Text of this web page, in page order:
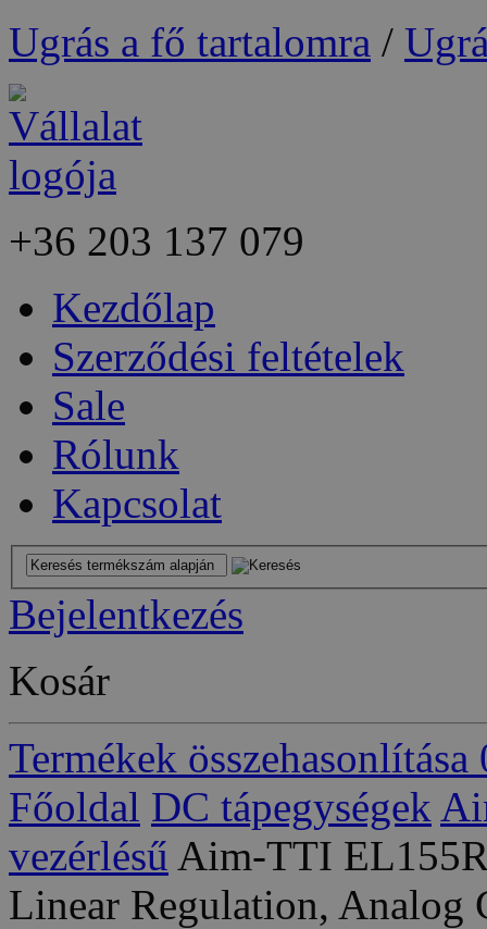
Ugrás a fő tartalomra /
+36 203 137 079
Kezdőlap
Szerződési feltételek
Sale
Rólunk
Kapcsolat
Bejelentkezés
Kosár
Termékek összehasonlítása
Főoldal DC tápegységek
vezérlésű Aim-TTI
Linear Regulation, Analog